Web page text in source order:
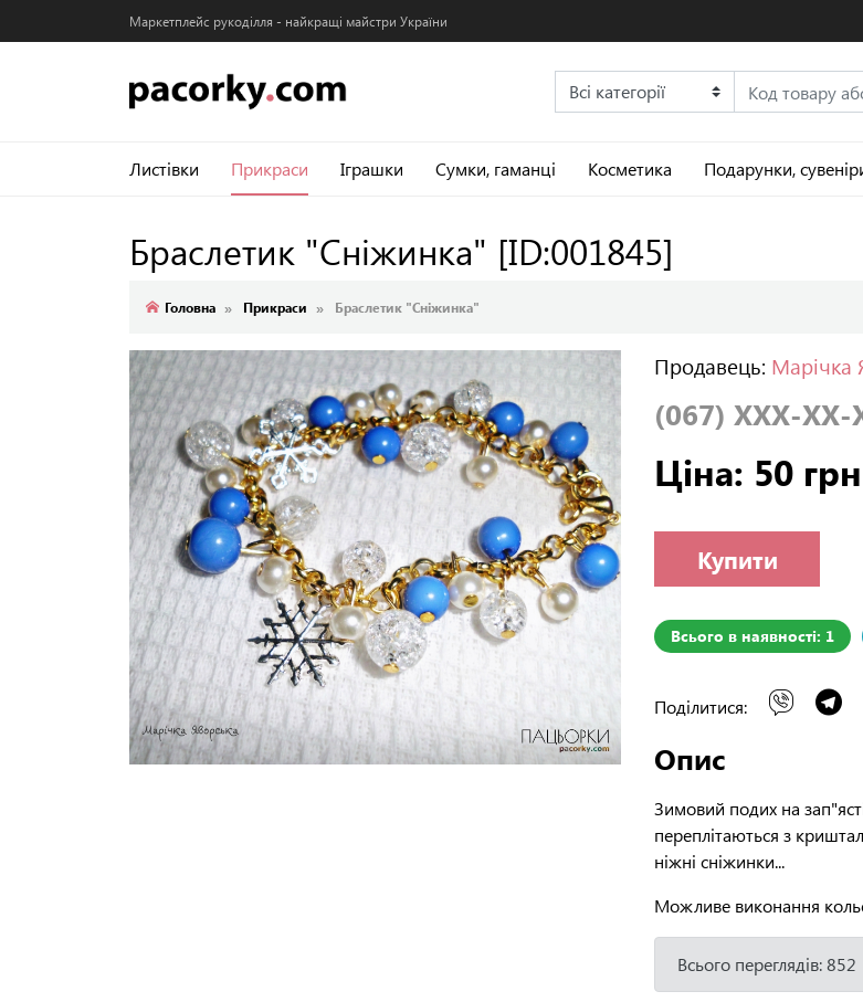
Маркетплейс рукоділля - найкращі майстри України
Листівки Прикраси Іграшки Сумки, гаманці Косметика Подарунки,
Браслетик "Сніжинка" [ID:001845]
Головна Прикраси Браслетик "Сніжинка"
Продавець: Марічка
(067) XXX-XX-
Ціна: 50 грн
Купити
Всього в наявності: 1
Поділитися:
Опис
Зимовий подих на
переплітаються з
ніжні сніжинки...
Можливе виконання
Всього переглядів: 852